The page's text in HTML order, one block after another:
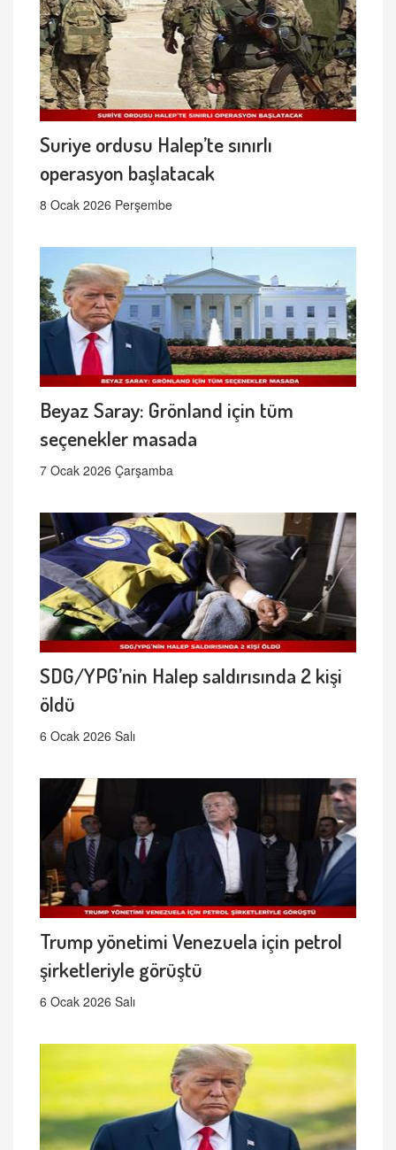
Suriye ordusu Halep’te sınırlı
operasyon başlatacak
8 Ocak 2026 Perşembe
Beyaz Saray: Grönland için tüm
seçenekler masada
7 Ocak 2026 Çarşamba
SDG/YPG’nin Halep saldırısında 2 kişi
öldü
6 Ocak 2026 Salı
Trump yönetimi Venezuela için petrol
şirketleriyle görüştü
6 Ocak 2026 Salı